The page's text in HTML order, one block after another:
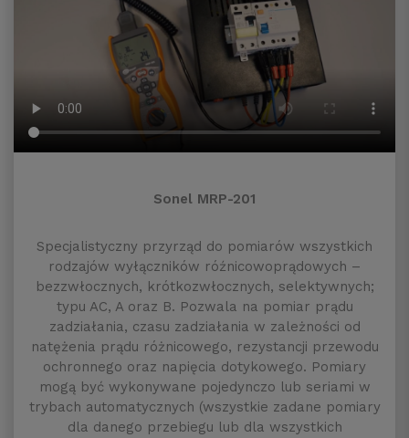
Sonel MRP-201
Specjalistyczny przyrząd do pomiarów wszystkich
rodzajów wyłączników róźnicowoprądowych –
bezzwłocznych, krótkozwłocznych, selektywnych;
typu AC, A oraz B. Pozwala na pomiar prądu
zadziałania, czasu zadziałania w zależności od
natężenia prądu różnicowego, rezystancji przewodu
ochronnego oraz napięcia dotykowego. Pomiary
mogą być wykonywane pojedynczo lub seriami w
trybach automatycznych (wszystkie zadane pomiary
dla danego przebiegu lub dla wszystkich